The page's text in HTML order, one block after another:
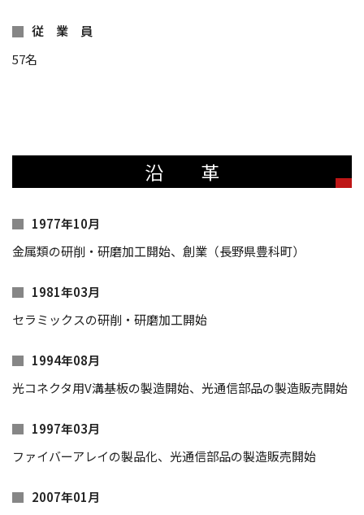
従 業 員
57名
沿 革
1977年10月
金属類の研削・研磨加工開始、創業（長野県豊科町）
1981年03月
セラミックスの研削・研磨加工開始
1994年08月
光コネクタ用V溝基板の製造開始、光通信部品の製造販売開始
1997年03月
ファイバーアレイの製品化、光通信部品の製造販売開始
2007年01月